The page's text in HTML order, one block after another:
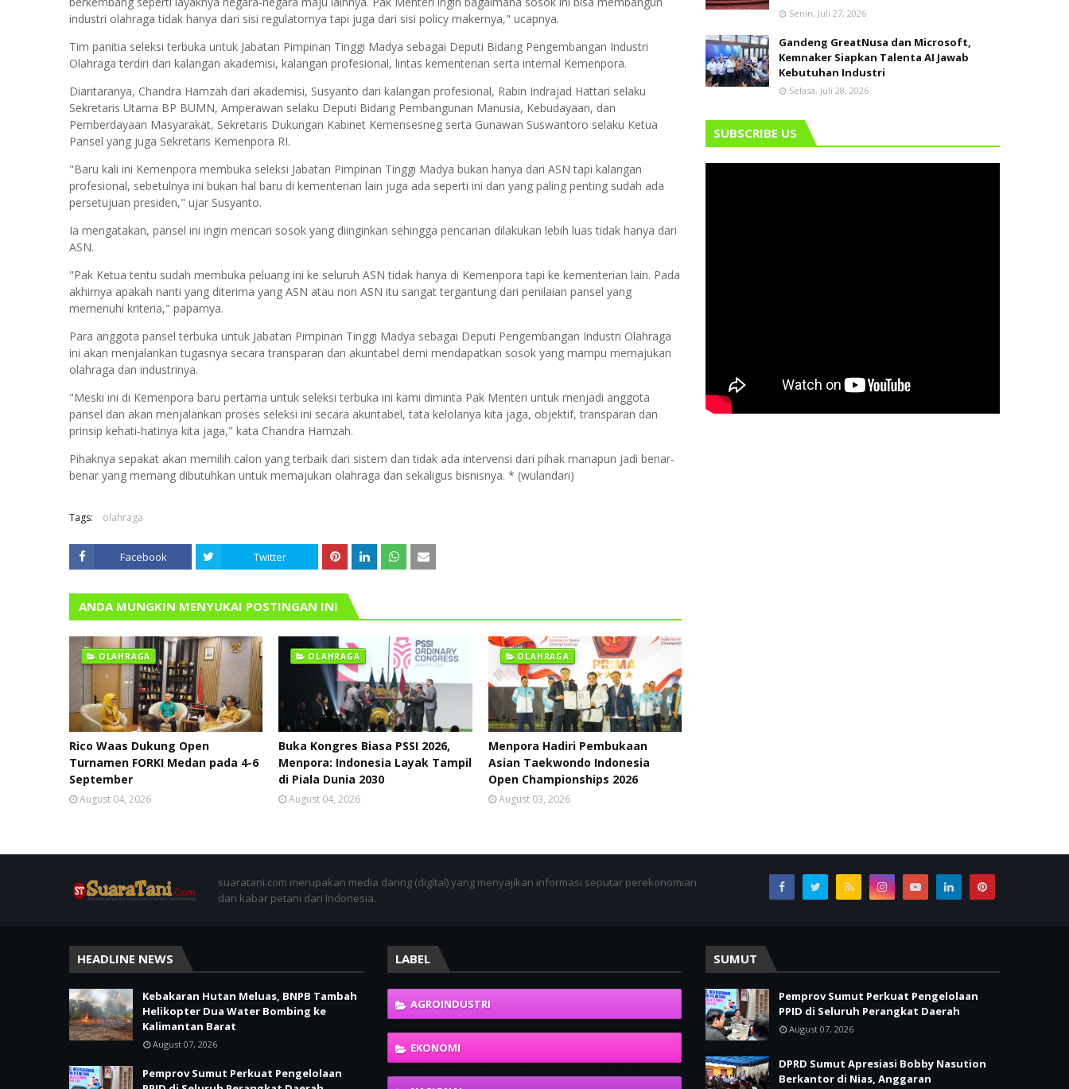
industri olahraga tidak hanya dari sisi regulatornya tapi juga dari sisi policy makernya," ucapnya.
Tim panitia seleksi terbuka untuk Jabatan Pimpinan Tinggi Madya sebagai Deputi Bidang Pengembangan Industri
Olahraga terdiri dari kalangan akademisi, kalangan profesional, lintas kementerian serta internal Kemenpora.
Diantaranya, Chandra Hamzah dari akademisi, Susyanto dari kalangan profesional, Rabin Indrajad Hattari selaku
Sekretaris Utama BP BUMN, Amperawan selaku Deputi Bidang Pembangunan Manusia, Kebudayaan, dan
Pemberdayaan Masyarakat, Sekretaris Dukungan Kabinet Kemensesneg serta Gunawan Suswantoro selaku Ketua
Pansel yang juga Sekretaris Kemenpora RI.
"Baru kali ini Kemenpora membuka seleksi Jabatan Pimpinan Tinggi Madya bukan hanya dari ASN tapi kalangan
profesional, sebetulnya ini bukan hal baru di kementerian lain juga ada seperti ini dan yang paling penting sudah ada
persetujuan presiden," ujar Susyanto.
Ia mengatakan, pansel ini ingin mencari sosok yang diinginkan sehingga pencarian dilakukan lebih luas tidak hanya dari
ASN.
"Pak Ketua tentu sudah membuka peluang ini ke seluruh ASN tidak hanya di Kemenpora tapi ke kementerian lain. Pada
akhirnya apakah nanti yang diterima yang ASN atau non ASN itu sangat tergantung dari penilaian pansel yang
memenuhi kriteria," paparnya.
Para anggota pansel terbuka untuk Jabatan Pimpinan Tinggi Madya sebagai Deputi Pengembangan Industri Olahraga
ini akan menjalankan tugasnya secara transparan dan akuntabel demi mendapatkan sosok yang mampu memajukan
olahraga dan industrinya.
"Meski ini di Kemenpora baru pertama untuk seleksi terbuka ini kami diminta Pak Menteri untuk menjadi anggota
pansel dan akan menjalankan proses seleksi ini secara akuntabel, tata kelolanya kita jaga, objektif, transparan dan
prinsip kehati-hatinya kita jaga," kata Chandra Hamzah.
Pihaknya sepakat akan memilih calon yang terbaik dari sistem dan tidak ada intervensi dari pihak manapun jadi benar-
benar yang memang dibutuhkan untuk memajukan olahraga dan sekaligus bisnisnya. * (wulandari)
Tags: olahraga
Facebook Twitter
ANDA MUNGKIN MENYUKAI POSTINGAN INI
OLAHRAGA
Rico Waas Dukung Open
Turnamen FORKI Medan pada 4-6
September
August 04, 2026
OLAHRAGA
Buka Kongres Biasa PSSI 2026,
Menpora: Indonesia Layak Tampil
di Piala Dunia 2030
August 04, 2026
OLAHRAGA
Menpora Hadiri Pembukaan
Asian Taekwondo Indonesia
Open Championships 2026
August 03, 2026
Senin, Juli 27, 2026
Gandeng GreatNusa dan Microsoft,
Kemnaker Siapkan Talenta AI Jawab
Kebutuhan Industri
Selasa, Juli 28, 2026
SUBSCRIBE US
suaratani.com merupakan media daring (digital) yang menyajikan informasi seputar perekonomian
dan kabar petani dari Indonesia.
HEADLINE NEWS
Kebakaran Hutan Meluas, BNPB Tambah
Helikopter Dua Water Bombing ke
Kalimantan Barat
August 07, 2026
Pemprov Sumut Perkuat Pengelolaan
LABEL
AGROINDUSTRI
EKONOMI
SUMUT
Pemprov Sumut Perkuat Pengelolaan
PPID di Seluruh Perangkat Daerah
August 07, 2026
DPRD Sumut Apresiasi Bobby Nasution
Berkantor di Nias, Anggaran